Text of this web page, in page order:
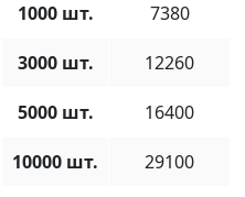
1000 шт. 7380
3000 шт. 12260
5000 шт. 16400
10000 шт. 29100